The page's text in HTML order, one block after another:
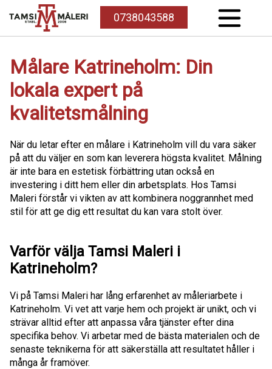
0738043588
Målare Katrineholm: Din
lokala expert på
kvalitetsmålning
När du letar efter en målare i Katrineholm vill du vara säker
på att du väljer en som kan leverera högsta kvalitet. Målning
är inte bara en estetisk förbättring utan också en
investering i ditt hem eller din arbetsplats. Hos Tamsi
Maleri förstår vi vikten av att kombinera noggrannhet med
stil för att ge dig ett resultat du kan vara stolt över.
Varför välja Tamsi Maleri i
Katrineholm?
Vi på Tamsi Maleri har lång erfarenhet av måleriarbete i
Katrineholm. Vi vet att varje hem och projekt är unikt, och vi
strävar alltid efter att anpassa våra tjänster efter dina
specifika behov. Vi arbetar med de bästa materialen och de
senaste teknikerna för att säkerställa att resultatet håller i
många år framöver.